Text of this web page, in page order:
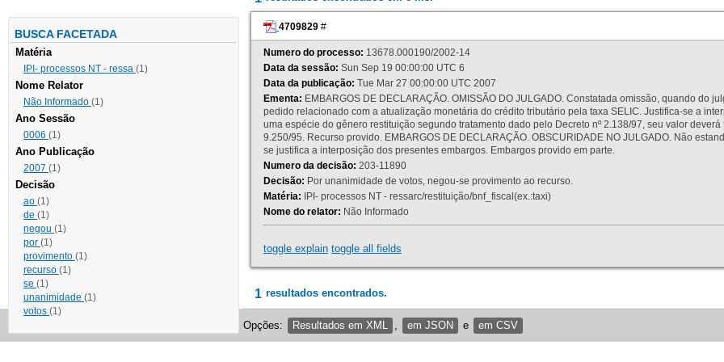
BUSCA FACETADA
Matéria
IPI- processos NT - ressa (1)
Nome Relator
Não Informado (1)
Ano Sessão
0006 (1)
Ano Publicação
2007 (1)
Decisão
ao (1)
de (1)
negou (1)
por (1)
provimento (1)
recurso (1)
se (1)
unanimidade (1)
votos (1)
4709829 #
Numero do processo: 13678.000190/2002-14
Data da sessão: Sun Sep 19 00:00:00 UTC 6
Data da publicação: Tue Mar 27 00:00:00 UTC 2007
Ementa: EMBARGOS DE DECLARAÇÃO. OMISSÃO DO JULGADO. Constatada omissão, quando do
pedido relacionado com a atualização monetária do crédito tributário pela taxa SELIC. Justifica-se a
uma espécie do gênero restituição segundo tratamento dado pelo Decreto nº 2.138/97, seu valor
9.250/95. Recurso provido. EMBARGOS DE DECLARAÇÃO. OBSCURIDADE NO JULGADO. Não
se justifica a interposição dos presentes embargos. Embargos provido em parte.
Numero da decisão: 203-11890
Decisão: Por unanimidade de votos, negou-se provimento ao recurso.
Matéria: IPI- processos NT - ressarc/restituição/bnf_fiscal(ex.:taxi)
Nome do relator: Não Informado
toggle explain toggle all fields
1 resultados encontrados.
Opções: Resultados em XML em JSON e em CSV